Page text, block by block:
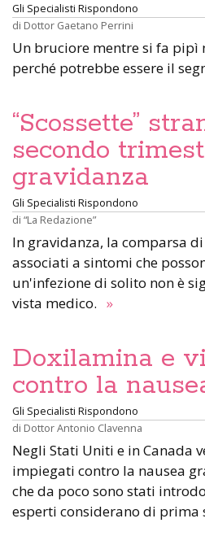
Gli Specialisti Rispondono
di Dottor Gaetano Perrini
Un bruciore mentre si fa pipì
perché potrebbe essere il
“Scossette”
secondo
gravidanza
Gli Specialisti Rispondono
di “La Redazione”
In gravidanza, la comparsa
associati a sintomi che
un'infezione di solito non è
vista medico. »
Doxilamina e
contro la
Gli Specialisti Rispondono
di Dottor Antonio Clavenna
Negli Stati Uniti e in Canada
impiegati contro la nausea
che da poco sono stati
esperti considerano di prima